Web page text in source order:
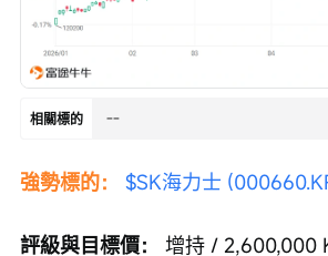
相關標的 --
強勢標的： $SK海力士
評級與目標價： 增持 / 2,600,000